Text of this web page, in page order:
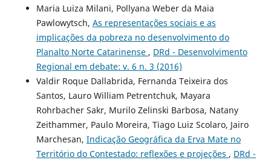
Maria Luiza Milani, Pollyana Weber da Maia
Pawlowytsch, As representações sociais e as
implicações da pobreza no desenvolvimento do
Planalto Norte Catarinense , DRd - Desenvolvimento
Regional em debate: v. 6 n. 3 (2016)
Valdir Roque Dallabrida, Fernanda Teixeira dos
Santos, Lauro William Petrentchuk, Mayara
Rohrbacher Sakr, Murilo Zelinski Barbosa, Natany
Zeithammer, Paulo Moreira, Tiago Luiz Scolaro, Jairo
Marchesan, Indicação Geográfica da Erva Mate no
Território do Contestado: reflexões e projeções , DRd -